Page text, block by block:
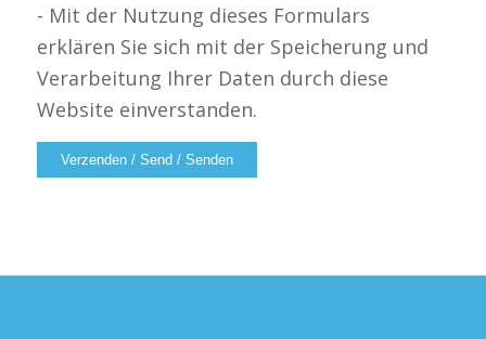
- Mit der Nutzung dieses Formulars
erklären Sie sich mit der Speicherung und
Verarbeitung Ihrer Daten durch diese
Website einverstanden.